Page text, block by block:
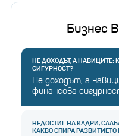
Бизнес
НЕ ДОХОДЪТ, А
СИГУРНОСТ?
Не доходът, а
финансова
НЕДОСТИГ НА КАДРИ,
КАКВО СПИРА